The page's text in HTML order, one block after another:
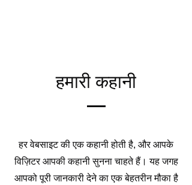
हमारी कहानी
हर वेबसाइट की एक कहानी होती है, और आपके
विज़िटर आपकी कहानी सुनना चाहते हैं। यह जगह
आपको पूरी जानकारी देने का एक बेहतरीन मौका है